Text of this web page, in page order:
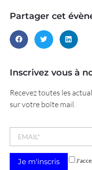
Partager cet
Inscrivez vous à
Recevez toutes les
sur votre boîte mail.